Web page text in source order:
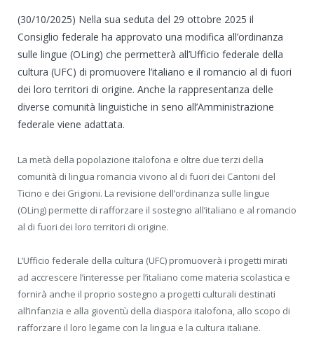
(30/10/2025) Nella sua seduta del 29 ottobre 2025 il
Consiglio federale ha approvato una modifica all’ordinanza
sulle lingue (OLing) che permetterà all’Ufficio federale della
cultura (UFC) di promuovere l’italiano e il romancio al di fuori
dei loro territori di origine. Anche la rappresentanza delle
diverse comunità linguistiche in seno all’Amministrazione
federale viene adattata.
La metà della popolazione italofona e oltre due terzi della
comunità di lingua romancia vivono al di fuori dei Cantoni del
Ticino e dei Grigioni. La revisione dell’ordinanza sulle lingue
(OLing) permette di rafforzare il sostegno all’italiano e al romancio
al di fuori dei loro territori di origine.
L’Ufficio federale della cultura (UFC) promuoverà i progetti mirati
ad accrescere l’interesse per l’italiano come materia scolastica e
fornirà anche il proprio sostegno a progetti culturali destinati
all’infanzia e alla gioventù della diaspora italofona, allo scopo di
rafforzare il loro legame con la lingua e la cultura italiane.